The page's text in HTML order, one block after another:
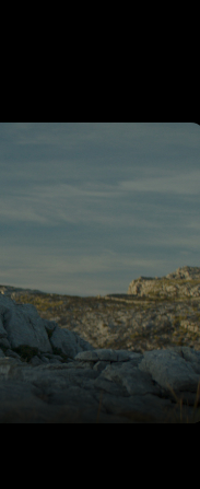
silenciós a l’altura